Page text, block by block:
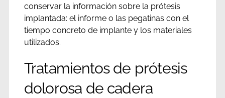
conservar la información sobre la prótesis
implantada: el informe o las pegatinas con el
tiempo concreto de implante y los materiales
utilizados.
Tratamientos de prótesis
dolorosa de cadera